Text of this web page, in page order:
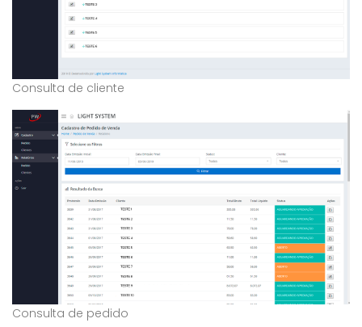
Consulta de cliente
Consulta de pedido